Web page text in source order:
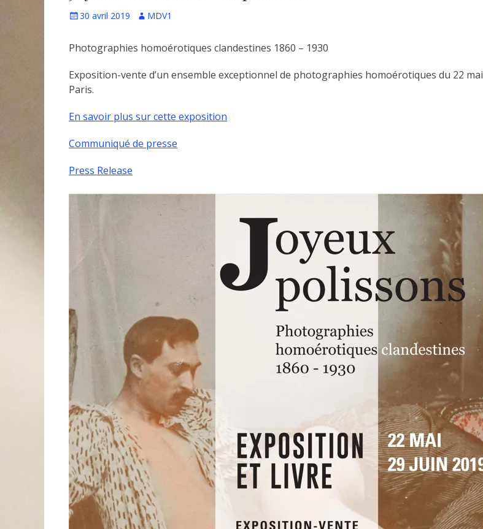
Écrit30 avril 2019 Auteur
MDV1
Photographies homoérotiques clandestines 1860 – 1930
Exposition-vente d’un ensemble exceptionnel de photographies homoérotiques du 22
Paris.
En savoir plus sur cette exposition
Communiqué de presse
Press Release